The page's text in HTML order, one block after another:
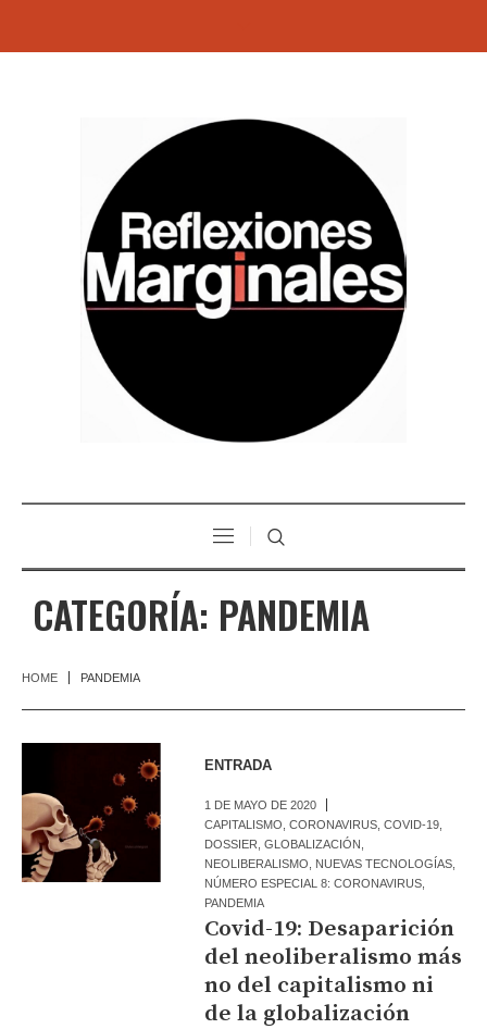
CATEGORÍA: PANDEMIA
HOME PANDEMIA
ENTRADA
1 DE MAYO DE 2020
CAPITALISMO ,CORONAVIRUS ,COVID-19
DOSSIER ,GLOBALIZACIÓN
NEOLIBERALISMO
NUEVAS TECNOLOGÍAS
NÚMERO ESPECIAL 8: CORONAVIRUS
PANDEMIA
Covid-19: Desaparición
del neoliberalismo más
no del capitalismo ni
de la globalización